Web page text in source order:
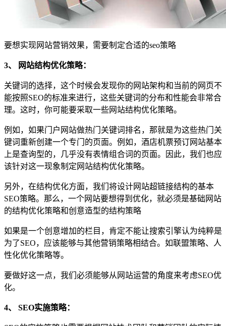
要想实现网站营销效果，需要制定合适的seo策略
3、 网站结构优化策略：
关键词的选择，这个时候会发现你的网站架构和当前的网页不
能按照SEO的标准来进行，这些关键词的分布和性能会非常合
理。这时，你可能要采取一些网站结构优化策略。
例如，如果门户网站做热门关键词排名，那就是为这些热门关
键词重新创建一个专门的页面。例如，酒店机票预订网站基本
上是查询型的，几乎没有表情组合词的页面。因此，我们也应
该针对这一现象制定网站结构优化策略。
另外，在结构优化方面，我们将设计网站超链接结构的基本
SEO策略。那么，一个网站要想得到优化，就必须是基础网站
的结构优化策略和创意造型的结构策略
如果是一个创意增加的栏目，肯定不能让搜索引擎认为纯粹是
为了SEO，应该能够与其他营销策略相结合。如联盟策略、人
性化优化策略等。
要做好这一点，我们必须能够从网站运营的角度来考虑SEO优
化。
4、 SEO实施策略：